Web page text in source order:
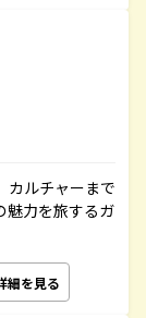
カルチャーまで
魅力を旅するガ
細を見る